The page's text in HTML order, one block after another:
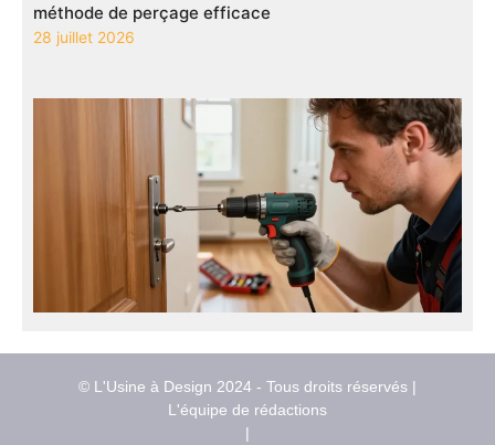
méthode de perçage efficace
28 juillet 2026
© L'Usine à Design 2024 - Tous droits réservés |
L'équipe de rédactions
|